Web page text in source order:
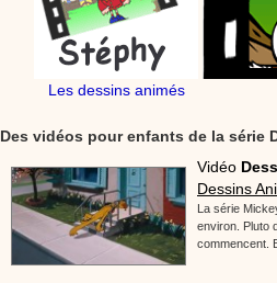
Les dessins animés
Des vidéos pour enfants de la série
Vidéo
Dessins
La série
environ. Pluto
commencent.